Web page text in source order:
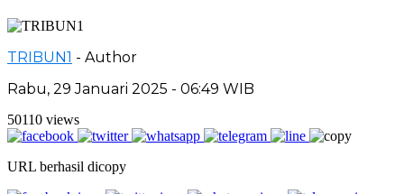
TRIBUN1 - Author
Rabu, 29 Januari 2025 - 06:49 WIB
50110 views
URL berhasil dicopy